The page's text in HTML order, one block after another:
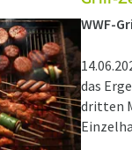
WWF-
das
dritten